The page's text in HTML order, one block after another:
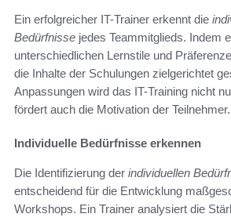
Ein erfolgreicher IT-Trainer erkennt die
Bedürfnisse jedes Teammitglieds. Indem
unterschiedlichen Lernstile und
die Inhalte der Schulungen zielgerichtet
Anpassungen wird das IT-Training nicht
fördert auch die Motivation der Teilnehmer.
Individuelle Bedürfnisse erkennen
Die Identifizierung der individuellen
entscheidend für die Entwicklung
Workshops. Ein Trainer analysiert die